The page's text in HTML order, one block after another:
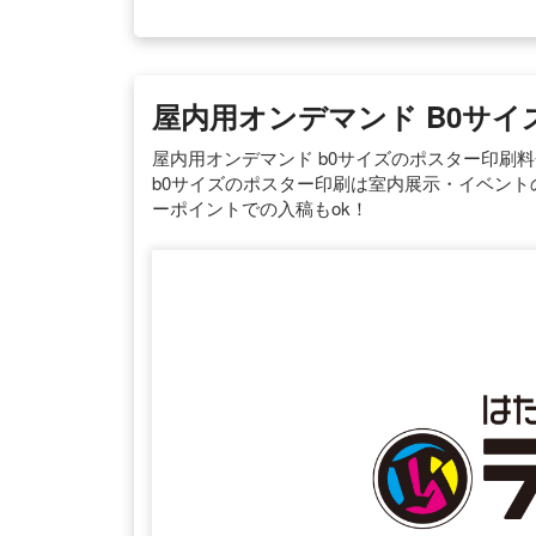
屋内用オンデマンド B0サ
屋内用オンデマンド b0サイズのポスター印刷
b0サイズのポスター印刷は室内展示・イベン
ーポイントでの入稿もok！